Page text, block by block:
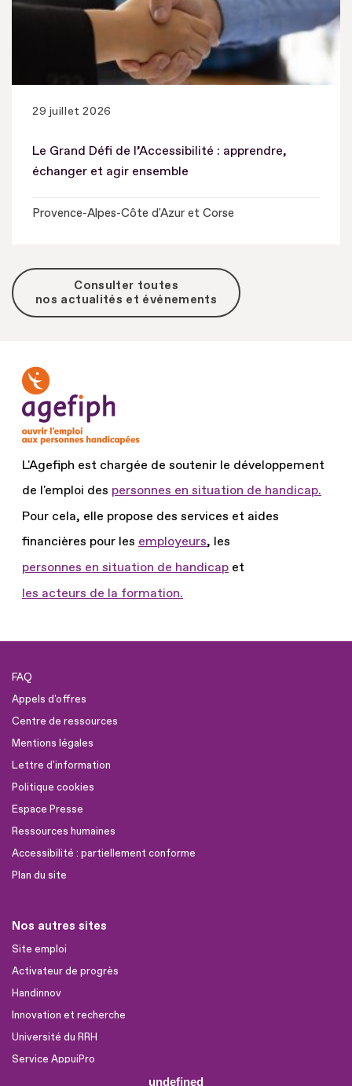
undefined
29 juillet 2026
Le Grand Défi de l’Accessibilité : apprendre,
échanger et agir ensemble
Provence-Alpes-Côte d'Azur et Corse
Consulter toutes
nos actualités et événements
L'Agefiph est chargée de soutenir le développement
de l'emploi des personnes en situation de handicap.
Pour cela, elle propose des services et aides
financières pour les employeurs, les
personnes en situation de handicap et
les acteurs de la formation.
FAQ
Appels d'offres
Centre de ressources
Mentions légales
Lettre d'information
Politique cookies
Espace Presse
Ressources humaines
Accessibilité : partiellement conforme
Plan du site
Nos autres sites
Site emploi
Activateur de progrès
Handinnov
Innovation et recherche
Université du RRH
Service AppuiPro